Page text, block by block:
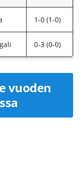
1-0 (1-0)
0-3 (0-0)
vuoden